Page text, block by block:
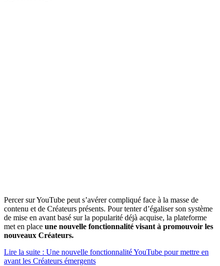
Percer sur YouTube peut s’avérer compliqué face à la masse de
contenu et de Créateurs présents. Pour tenter d’égaliser son système
de mise en avant basé sur la popularité déjà acquise, la plateforme
met en place une nouvelle fonctionnalité visant à promouvoir les
nouveaux Créateurs.
Lire la suite : Une nouvelle fonctionnalité YouTube pour mettre en
avant les Créateurs émergents